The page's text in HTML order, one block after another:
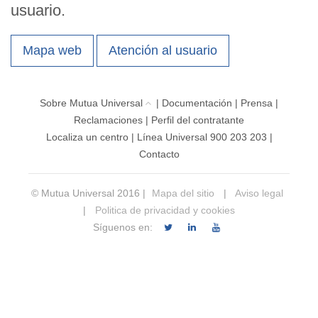
usuario.
Mapa web Atención al usuario
Sobre Mutua Universal | Documentación | Prensa |
Reclamaciones | Perfil del contratante
Localiza un centro| Línea Universal 900 203 203 |
Contacto
© Mutua Universal 2016 | Mapa del sitio |
Aviso legal
|
Politica de privacidad y cookies
Síguenos en: